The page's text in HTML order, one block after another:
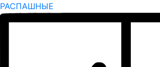
РАСПАШНЫЕ